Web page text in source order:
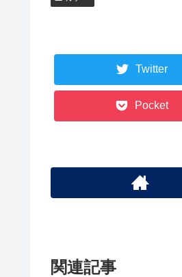
Twitter
Pocket
関連記事